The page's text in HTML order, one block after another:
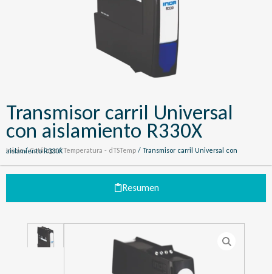
Transmisor carril Universal
con aislamiento R330X
Inicio/Catálogo/Temperatura - dTSTemp
/ Transmisor carril Universal con aislamiento R330X
Resumen